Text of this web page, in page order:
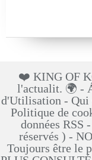
❤️ KING OF
l'actualit. 🌍 -
d'Utilisation - Qui
Politique de
données RSS
réservés ) -
Toujours être le